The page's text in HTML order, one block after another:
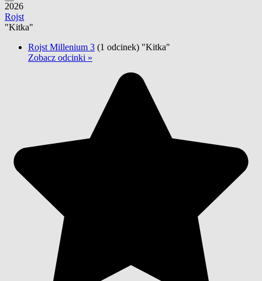
2026
Rojst
"Kitka"
Rojst Millenium 3 (1 odcinek) "Kitka"
Zobacz odcinki »